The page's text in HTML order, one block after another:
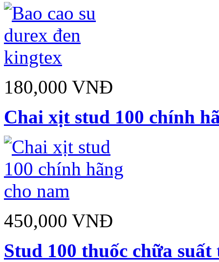
180,000 VNĐ
Chai xịt stud 100 chính
450,000 VNĐ
Stud 100 thuốc chữa